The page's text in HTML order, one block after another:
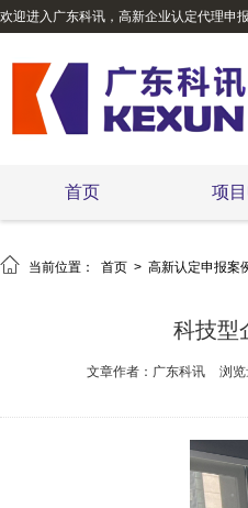
欢迎进入广东科讯，高新企业认定代理申
首页 项
 当前位置： 首页 > 高新认定申报案
科技型
文章作者：广东科讯 浏